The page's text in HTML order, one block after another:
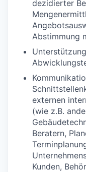
dezidierter
Abstimmung
externen
(wie z.B.
Beratern,
Kunden,